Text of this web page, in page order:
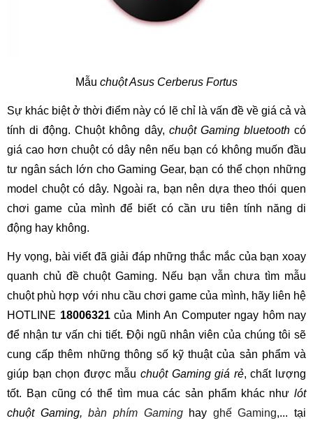
Mẫu chuột Asus Cerberus Fortus
Sự khác biệt ở thời điểm này có lẽ chỉ là vấn đề về giá cả và
tính di động. Chuột không dây, chuột Gaming bluetoothcó
giá cao hơn chuột có dây nên nếu bạn có không muốn đầu
tư ngân sách lớn cho Gaming Gear, bạn có thể chọn những
model chuột có dây. Ngoài ra, bạn nên dựa theo thói quen
chơi game của mình để biết có cần ưu tiên tính năng di
động hay không.
Hy vọng, bài viết đã giải đáp những thắc mắc của bạn xoay
quanh chủ đề chuột Gaming. Nếu bạn vẫn chưa tìm mẫu
chuột phù hợp với nhu cầu chơi game của mình, hãy liên hệ
HOTLINE 18006321của Minh An Computer ngay hôm nay
để nhận tư vấn chi tiết. Đội ngũ nhân viên của chúng tôi sẽ
cung cấp thêm những thông số kỹ thuật của sản phẩm và
giúp bạn chọn được mẫu chuột Gaming giá rẻ, chất lượng
tốt. Bạn cũng có thể tìm mua các sản phẩm khác như lót
chuột Gaming,bàn phím Gaminghay ghế Gaming,... tại